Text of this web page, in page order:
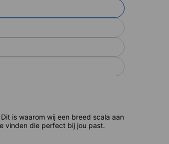
is waarom wij een breed scala aan
vinden die perfect bij jou past.